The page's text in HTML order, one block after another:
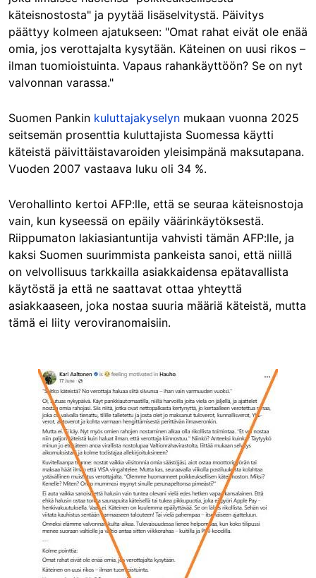
käteisnostosta" ja pyytää lisäselvitystä. Päivitys
päättyy kolmeen ajatukseen: "Omat rahat eivät ole enää
omia, jos verottajalta kysytään. Käteinen on uusi rikos –
ilman tuomioistuinta. Vapaus rahankäyttöön? Se on nyt
valvonnan varassa."
Suomen Pankin kuluttajakyselyn mukaan vuonna 2025
seitsemän prosenttia kuluttajista Suomessa käytti
käteistä päivittäistavaroiden yleisimpänä maksutapana.
Vuoden 2007 vastaava luku oli 34 %.
Verohallinto kertoi AFP:lle, että se seuraa käteisnostoja
vain, kun kyseessä on epäily väärinkäytöksestä.
Riippumaton lakiasiantuntija vahvisti tämän AFP:lle, ja
kaksi Suomen suurimmista pankeista sanoi, että niillä
on velvollisuus tarkkailla asiakkaidensa epätavallista
käytöstä ja että ne saattavat ottaa yhteyttä
asiakkaaseen, joka nostaa suuria määriä käteistä, mutta
tämä ei liity veroviranomaisiin.
Image